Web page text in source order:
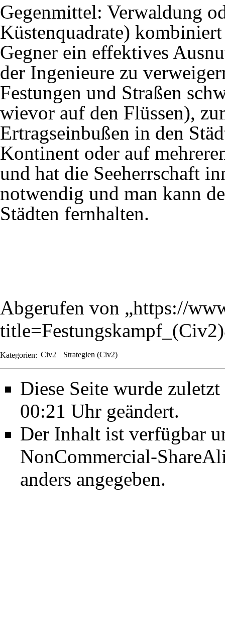
Gegenmittel: Verwaldung
Küstenquadrate)
Gegner ein effektives
der Ingenieure zu
Festungen und Straßen
wievor auf den Flüssen),
Ertragseinbußen in den
Kontinent oder auf
und hat die Seeherrschaft
notwendig und man kann
Städten fernhalten.
Abgerufen von „https://
Kategorien: Civ2 Strategien (Civ2)
Diese Seite wurde
00:21 Uhr geändert.
Der Inhalt ist verfügbar
NonCommercial-
anders angegeben.